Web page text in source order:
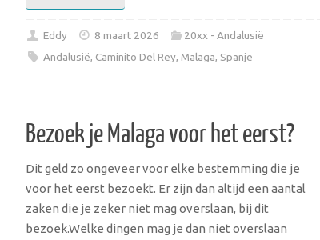
Eddy 8 maart 2026
20xx - Andalusië
Andalusië, Caminito Del Rey, Malaga, Spanje
Bezoek je Malaga voor het eerst?
Dit geld zo ongeveer voor elke bestemming die je
voor het eerst bezoekt. Er zijn dan altijd een aantal
zaken die je zeker niet mag overslaan, bij dit
bezoek.Welke dingen mag je dan niet overslaan